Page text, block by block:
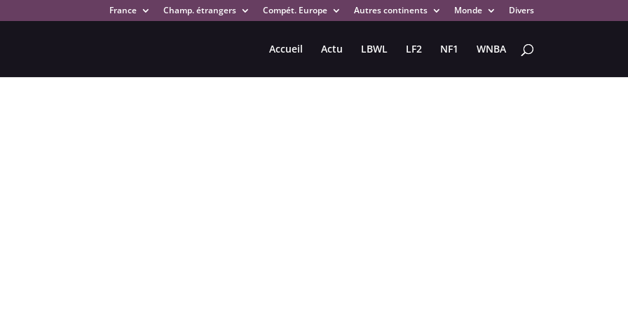
France Champ. étrangers Compét. Europe Autres continents Monde Divers
Accueil Actu LBWL LF2 NF1 WNBA